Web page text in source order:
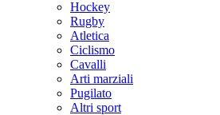
Hockey
Rugby
Atletica
Ciclismo
Cavalli
Arti marziali
Pugilato
Altri sport